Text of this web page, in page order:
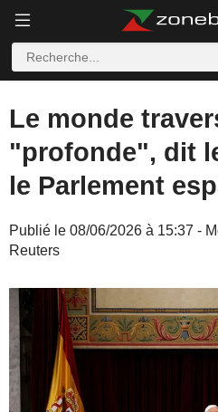
Le monde
"profonde", dit
le Parlement
Publié le 08/06/2026 à 15:37 -
Reuters